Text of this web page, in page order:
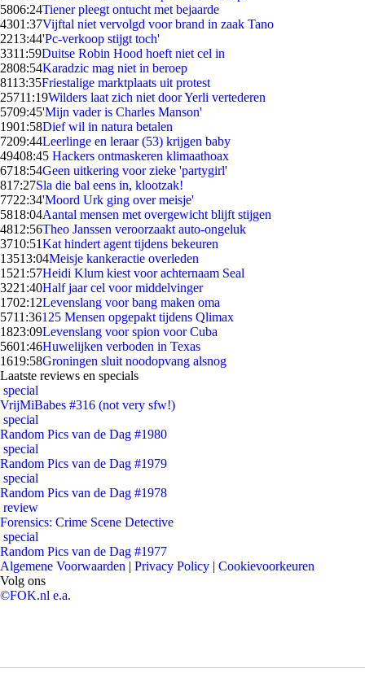
5806:24Tiener pleegt ontucht met bejaarde
4301:37Vijftal niet vervolgd voor brand in zaak Tano
2213:44'Pc-verkoop stijgt toch'
3311:59Duitse Robin Hood hoeft niet cel in
2808:54Karadzic mag niet in beroep
8113:35Friestalige marktplaats uit protest
25711:19Wilders laat zich niet door Yerli vertederen
5709:45'Mijn vader is Charles Manson'
1901:58Dief wil in natura betalen
7209:44Leerlinge en leraar (53) krijgen baby
49408:45 Hackers ontmaskeren klimaathoax
6718:54Geen uitkering voor zieke 'partygirl'
817:27Sla die bal eens in, klootzak!
7722:34'Moord Urk ging over meisje'
5818:04Aantal mensen met overgewicht blijft stijgen
4812:56Theo Janssen veroorzaakt auto-ongeluk
3710:51Kat hindert agent tijdens bekeuren
13513:04Meisje kankeractie overleden
1521:57Heidi Klum kiest voor achternaam Seal
3221:40Half jaar cel voor middelvinger
1702:12Levenslang voor bang maken oma
5711:36125 Mensen opgepakt tijdens Qlimax
1823:09Levenslang voor spion voor Cuba
5601:46Huwelijken verboden in Texas
1619:58Groningen sluit noodopvang alsnog
Laatste reviews en specials
special
VrijMiBabes #316 (not very sfw!)
special
Random Pics van de Dag #1980
special
Random Pics van de Dag #1979
special
Random Pics van de Dag #1978
review
Forensics: Crime Scene Detective
special
Random Pics van de Dag #1977
Algemene Voorwaarden | Privacy Policy | Cookievoorkeuren
Volg ons
©FOK.nl e.a.